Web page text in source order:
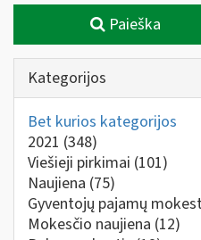
Paieška
Kategorijos
Bet kurios kategorijos
2021 (348)
Viešieji pirkimai (101)
Naujiena (75)
Gyventojų pajamų
Mokesčio naujiena (12)